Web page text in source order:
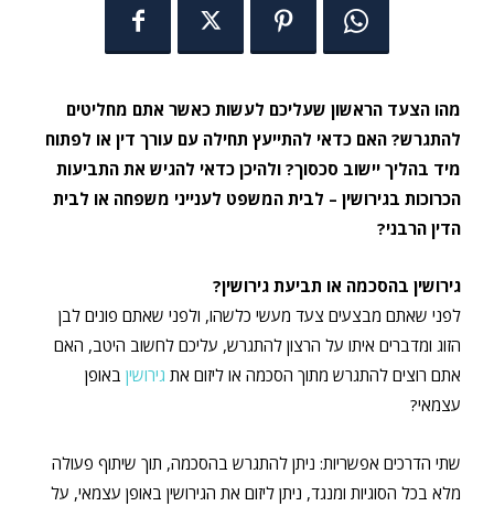
מהו הצעד הראשון שעליכם לעשות כאשר אתם מחליטים
להתגרש? האם כדאי להתייעץ תחילה עם עורך דין או לפתוח
מיד בהליך יישוב סכסוך? ולהיכן כדאי להגיש את התביעות
הכרוכות בגירושין – לבית המשפט לענייני משפחה או לבית
הדין הרבני?
גירושין בהסכמה או תביעת גירושין?
לפני שאתם מבצעים צעד מעשי כלשהו, ולפני שאתם פונים לבן
הזוג ומדברים איתו על הרצון להתגרש, עליכם לחשוב היטב, האם
אתם רוצים להתגרש מתוך הסכמה או ליזום את גירושין באופן
עצמאי?
שתי הדרכים אפשריות: ניתן להתגרש בהסכמה, תוך שיתוף פעולה
מלא בכל הסוגיות ומנגד, ניתן ליזום את הגירושין באופן עצמאי, על